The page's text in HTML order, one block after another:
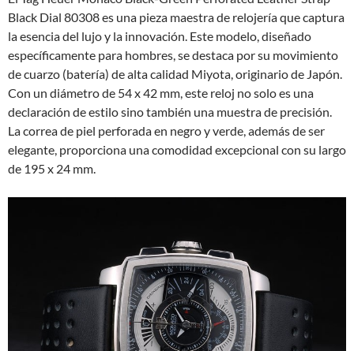
Black Dial 80308 es una pieza maestra de relojería que captura
la esencia del lujo y la innovación. Este modelo, diseñado
específicamente para hombres, se destaca por su movimiento
de cuarzo (batería) de alta calidad Miyota, originario de Japón.
Con un diámetro de 54 x 42 mm, este reloj no solo es una
declaración de estilo sino también una muestra de precisión.
La correa de piel perforada en negro y verde, además de ser
elegante, proporciona una comodidad excepcional con su largo
de 195 x 24 mm.